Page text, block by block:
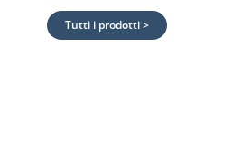
Tutti i prodotti >